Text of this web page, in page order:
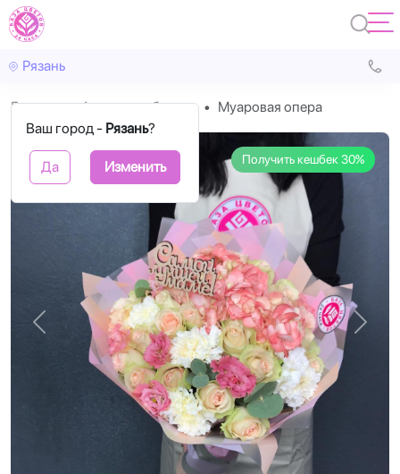
Рязань
Ваш город - Рязань?
Да Изменить
Главная Авторские букеты Муаровая опера
Получить кешбек 30%
Назад